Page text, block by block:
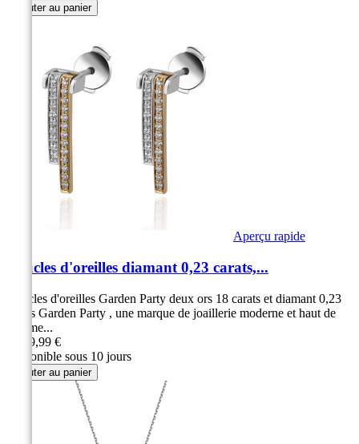
Ajouter au panier
Aperçu rapide
Boucles d'oreilles diamant 0,23 carats,...
Boucles d'oreilles Garden Party deux ors 18 carats et diamant 0,23
carats Garden Party , une marque de joaillerie moderne et haut de
gamme...
1 349,99 €
Disponible sous 10 jours
Ajouter au panier